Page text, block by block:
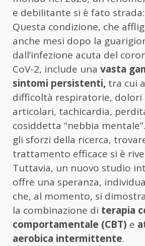
e debilitante si è fato
Questa condizione, che
anche mesi dopo la
dall’infezione acuta del
CoV-2, include una vasta
sintomi persistenti, tra cui
difficoltà respiratorie, dolori
articolari, tachicardia,
cosiddetta “nebbia
gli sforzi della ricerca,
trattamento efficace si è
Tuttavia, un nuovo studio
offre una speranza,
che, al momento, si
la combinazione di terapia
comportamentale (CBT) e
aerobica intermittente.